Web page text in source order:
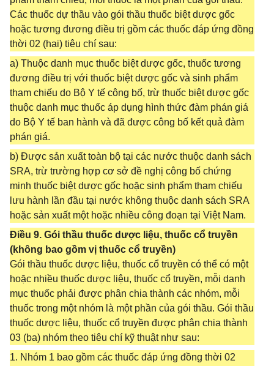
Các thuốc dự thầu vào gói thầu thuốc biệt dược gốc
hoặc tương đương điều trị gồm các thuốc đáp ứng đồng
thời 02 (hai) tiêu chí sau:
a) Thuộc danh mục thuốc biệt dược gốc, thuốc tương
đương điều trị với thuốc biệt dược gốc và sinh phẩm
tham chiếu do Bộ Y tế công bố, trừ thuốc biệt dược gốc
thuộc danh mục thuốc áp dụng hình thức đàm phán giá
do Bộ Y tế ban hành và đã được công bố kết quả đàm
phán giá.
b) Được sản xuất toàn bộ tại các nước thuộc danh sách
SRA, trừ trường hợp cơ sở đề nghị công bố chứng
minh thuốc biệt dược gốc hoặc sinh phẩm tham chiếu
lưu hành lần đầu tại nước không thuộc danh sách SRA
hoặc sản xuất một hoặc nhiều công đoạn tại Việt Nam.
Điều 9. Gói thầu thuốc dược liệu, thuốc cổ truyền
(không bao gồm vị thuốc cổ truyền)
Gói thầu thuốc dược liệu, thuốc cổ truyền có thể có một
hoặc nhiều thuốc dược liệu, thuốc cổ truyền, mỗi danh
mục thuốc phải được phân chia thành các nhóm, mỗi
thuốc trong một nhóm là một phần của gói thầu. Gói thầu
thuốc dược liệu, thuốc cổ truyền được phân chia thành
03 (ba) nhóm theo tiêu chí kỹ thuật như sau:
1. Nhóm 1 bao gồm các thuốc đáp ứng đồng thời 02